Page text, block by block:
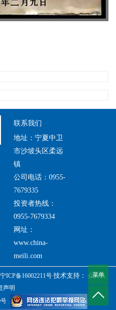
菜单
联系我们
地址：宁夏中卫
市沙坡头区柔远
镇
公司电话：0955-
7679335
投资者热线：
0955-7679334
网址：
www.china-
meili.com
宁ICP备16002211号 技术支持： 众邦云
声明